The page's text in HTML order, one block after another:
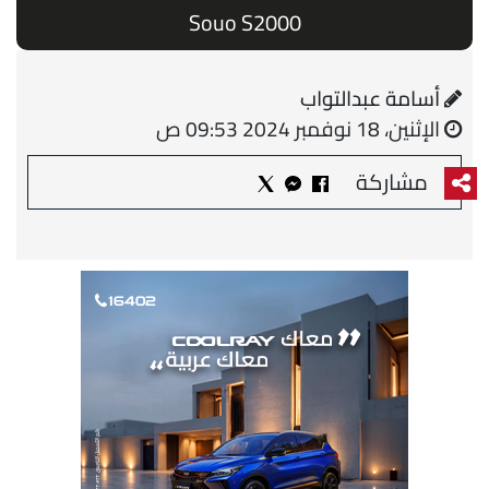
Souo S2000
أسامة عبدالتواب
الإثنين، 18 نوفمبر 2024 09:53 ص
مشاركة